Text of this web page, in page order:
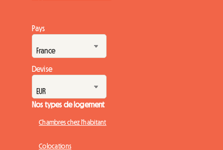
Pays
Devise
Nos types de logement
Chambres chez l'habitant
Colocations